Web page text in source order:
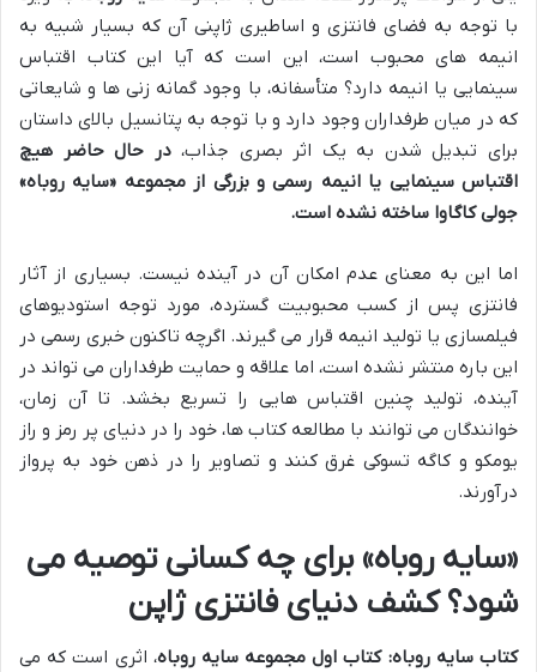
با توجه به فضای فانتزی و اساطیری ژاپنی آن که بسیار شبیه به
انیمه های محبوب است، این است که آیا این کتاب اقتباس
سینمایی یا انیمه دارد؟ متأسفانه، با وجود گمانه زنی ها و شایعاتی
که در میان طرفداران وجود دارد و با توجه به پتانسیل بالای داستان
برای تبدیل شدن به یک اثر بصری جذاب،در حال حاضر هیچ
اقتباس سینمایی یا انیمه رسمی و بزرگی از مجموعه «سایه روباه»
جولی کاگاوا ساخته نشده است.
اما این به معنای عدم امکان آن در آینده نیست. بسیاری از آثار
فانتزی پس از کسب محبوبیت گسترده، مورد توجه استودیوهای
فیلمسازی یا تولید انیمه قرار می گیرند. اگرچه تاکنون خبری رسمی در
این باره منتشر نشده است، اما علاقه و حمایت طرفداران می تواند در
آینده، تولید چنین اقتباس هایی را تسریع بخشد. تا آن زمان،
خوانندگان می توانند با مطالعه کتاب ها، خود را در دنیای پر رمز و راز
یومکو و کاگه تسوکی غرق کنند و تصاویر را در ذهن خود به پرواز
درآورند.
«سایه روباه» برای چه کسانی توصیه می
شود؟ کشف دنیای فانتزی ژاپن
کتاب سایه روباه: کتاب اول مجموعه سایه روباه، اثری است که می